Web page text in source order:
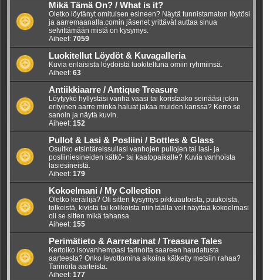
Mikä Tämä On? / What is it?
Oletko löytänyt omituisen esineen? Näytä tunnistamaton löytösi
ja aarremaanalla.comin jäsenet yrittävät auttaa sinua
selvittämään mistä on kysymys.
Aiheet: 7059
Luokitellut Löydöt & Kuvagalleria
Kuvia erilaisista löydöistä luokiteltuna omiin ryhmiinsä.
Aiheet: 63
Antiikkiaarre / Antique Treasure
Löytyykö hyllystäsi vanha vaasi tai koristaako seinääsi jokin
erityinen aarre minka haluat jakaa muiden kanssa? Kerro se
sanoin ja näytä kuvin.
Aiheet: 152
Pullot & Lasi & Posliini / Bottles & Glass
Osuitko etsintäreissullasi vanhojen pullojen tai lasi- ja
posliiniesineiden kätkö- tai kaatopaikalle? Kuvia vanhoista
lasiesineistä.
Aiheet: 179
Kokoelmani / My Collection
Oletko keräilijä? Oli sitten kysymys pikkuautoista, puukoista,
tölkeistä, kivistä tai kolikoista niin täälla voit näyttää kokoelmasi
oli se sitten mikä tahansa.
Aiheet: 155
Perimätieto & Aarretarinat / Treasure Tales
Kertoiko isovanhempasi tarinoita saareen haudatusta
aarteesta? Onko levottomina aikoina kätketty metsiin rahaa?
Tarinoita aarteista.
Aiheet: 177